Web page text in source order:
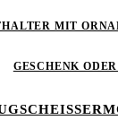
MIT
GESCHENK